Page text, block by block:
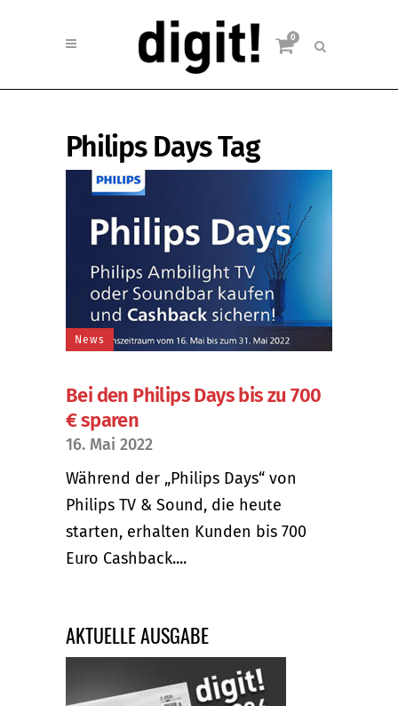
0
Philips Days Tag
News
Bei den Philips Days bis zu 700
€ sparen
16. Mai 2022
Während der „Philips Days“ von
Philips TV & Sound, die heute
starten, erhalten Kunden bis 700
Euro Cashback....
AKTUELLE AUSGABE